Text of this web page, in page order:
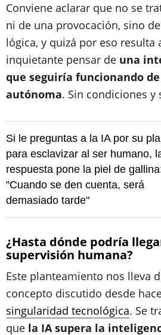
Conviene aclarar que no se
ni de una provocación, sino
lógica, y quizá por eso resulta
inquietante pensar de una
que seguiría funcionando
autónoma. Sin condiciones y
Si le preguntas a la IA por su
para esclavizar al ser humano,
respuesta pone la piel de
"Cuando se den cuenta, será
demasiado tarde"
¿Hasta dónde podría
supervisión humana?
Este planteamiento nos lleva
concepto discutido desde
singularidad tecnológica. Se
que la IA supera la